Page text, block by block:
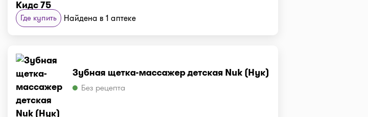
Где купить Найдена в 1 аптеке
Зубная щетка-массажер детская Nuk (Нук)
Без рецепта